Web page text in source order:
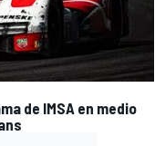
de IMSA en medio